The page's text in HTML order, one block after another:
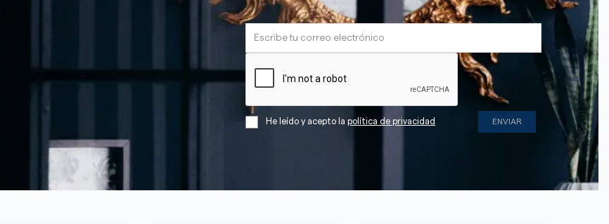
He leído y acepto lapolítica de privacidad